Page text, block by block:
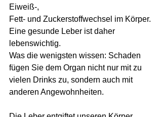
Eiweiß-,
Fett- und Zuckerstoffwechsel im Körper.
Eine gesunde Leber ist daher
lebenswichtig.
Was die wenigsten wissen: Schaden
fügen Sie dem Organ nicht nur mit zu
vielen Drinks zu, sondern auch mit
anderen Angewohnheiten.